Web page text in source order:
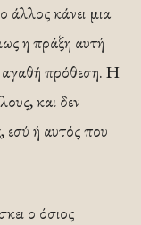
άλλος κάνει μια
η πράξη αυτή
αγαθή πρόθεση. Η
και δεν
εσύ ή αυτός που
ο όσιος